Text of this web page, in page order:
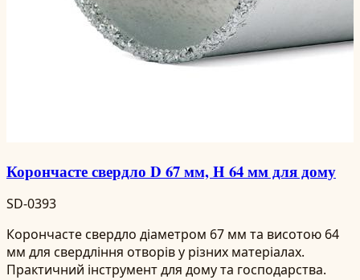
Корончасте свердло D 67 мм, H 64 мм для дому
SD-0393
Корончасте свердло діаметром 67 мм та висотою 64
мм для свердління отворів у різних матеріалах.
Практичний інструмент для дому та господарства.